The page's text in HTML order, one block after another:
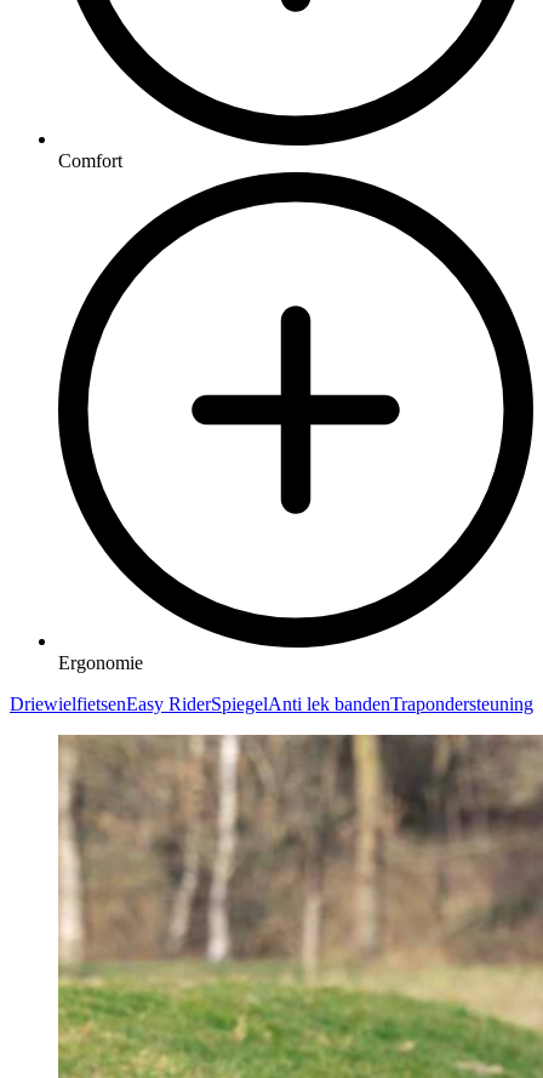
Comfort
Ergonomie
DriewielfietsenEasy RiderSpiegelAnti lek bandenTrapondersteuning